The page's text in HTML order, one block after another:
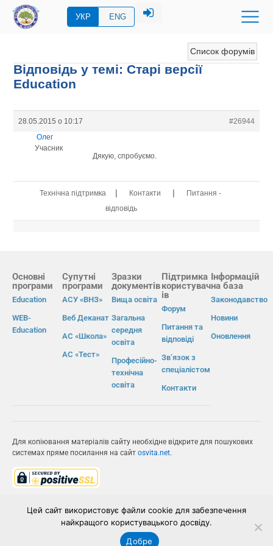
УКР ENG
Список форумів
Відповідь у темі: Старі версії
Education
28.05.2015 о 10:17
#26944
Олег
Учасник
Дякую, спробуємо.
Технічна підтримка | Контакти |
Питання -
відповідь
Основні
програми
Education
WEB-
Education
Супутні
програми
АСУ «ВНЗ»
Веб Деканат
АС «Школа»
АС «Тест»
Зразки
документів
Вища освіта
Загальна
середня
освіта
Професійно-
технічна
освіта
Підтримка
користувач
ів
Форум
Питання та
відповіді
Зв’язок з
спеціалістом
Контакти
Інформацій
на база
Законодавство
Новини
Оновлення
Для копіювання матеріалів сайту необхідне відкрите для пошукових
системах пряме посилання на сайт osvita.net.
ІВС «ОСВІТА»
Цей сайт використовує файли cookie для забезпечення
найкращого користувацького досвіду.
Добре